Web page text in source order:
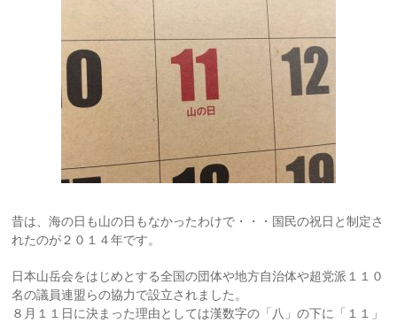
昔は、海の日も山の日もなかったわけで・・・国民の祝日と制定さ
れたのが２０１４年です。
日本山岳会をはじめとする全国の団体や地方自治体や超党派１１０
名の議員連盟らの協力で設立されました。
８月１１日に決まった理由としては漢数字の「八」の下に「１１」